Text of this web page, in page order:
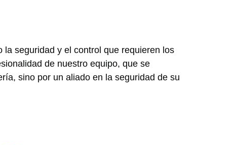
seguridad y el control que requieren los
de nuestro equipo, que se
sino por un aliado en la seguridad de su